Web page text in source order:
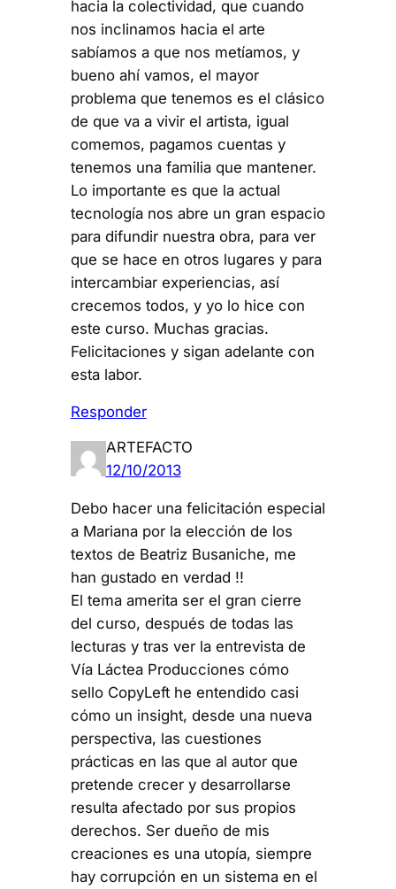
hacia la colectividad, que cuando
nos inclinamos hacia el arte
sabíamos a que nos metíamos, y
bueno ahí vamos, el mayor
problema que tenemos es el clásico
de que va a vivir el artista, igual
comemos, pagamos cuentas y
tenemos una familia que mantener.
Lo importante es que la actual
tecnología nos abre un gran espacio
para difundir nuestra obra, para ver
que se hace en otros lugares y para
intercambiar experiencias, así
crecemos todos, y yo lo hice con
este curso. Muchas gracias.
Felicitaciones y sigan adelante con
esta labor.
Responder
ARTEFACTO
12/10/2013
Debo hacer una felicitación especial
a Mariana por la elección de los
textos de Beatriz Busaniche, me
han gustado en verdad !!
El tema amerita ser el gran cierre
del curso, después de todas las
lecturas y tras ver la entrevista de
Vía Láctea Producciones cómo
sello CopyLeft he entendido casi
cómo un insight, desde una nueva
perspectiva, las cuestiones
prácticas en las que al autor que
pretende crecer y desarrollarse
resulta afectado por sus propios
derechos. Ser dueño de mis
creaciones es una utopía, siempre
hay corrupción en un sistema en el